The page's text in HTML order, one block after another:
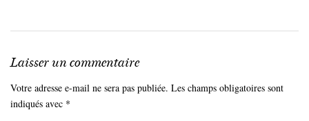
Laisser un commentaire
Votre adresse e-mail ne sera pas publiée. Les champs obligatoires sont
indiqués avec *